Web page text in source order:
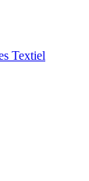
Textiel